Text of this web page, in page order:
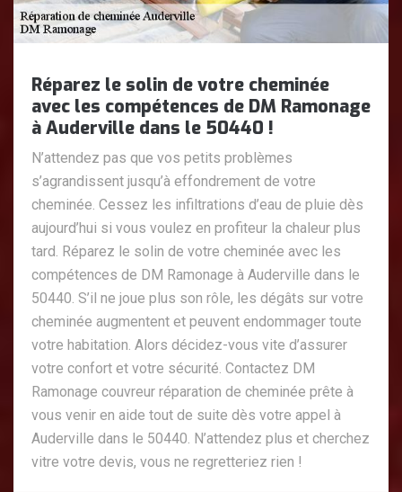
Réparez le solin de votre cheminée
avec les compétences de DM Ramonage
à Auderville dans le 50440 !
N’attendez pas que vos petits problèmes
s’agrandissent jusqu’à effondrement de votre
cheminée. Cessez les infiltrations d’eau de pluie dès
aujourd’hui si vous voulez en profiteur la chaleur plus
tard. Réparez le solin de votre cheminée avec les
compétences de DM Ramonage à Auderville dans le
50440. S’il ne joue plus son rôle, les dégâts sur votre
cheminée augmentent et peuvent endommager toute
votre habitation. Alors décidez-vous vite d’assurer
votre confort et votre sécurité. Contactez DM
Ramonage couvreur réparation de cheminée prête à
vous venir en aide tout de suite dès votre appel à
Auderville dans le 50440. N’attendez plus et cherchez
vitre votre devis, vous ne regretteriez rien !